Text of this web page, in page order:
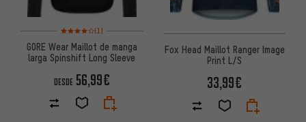
Valoración media: 4 de 5 basada en 1 reseñas
(1)
GORE Wear Maillot de manga
larga Spinshift Long Sleeve
DESDE 56,99€
Fox Head Maillot Ranger Image
Print L/S
33,99€